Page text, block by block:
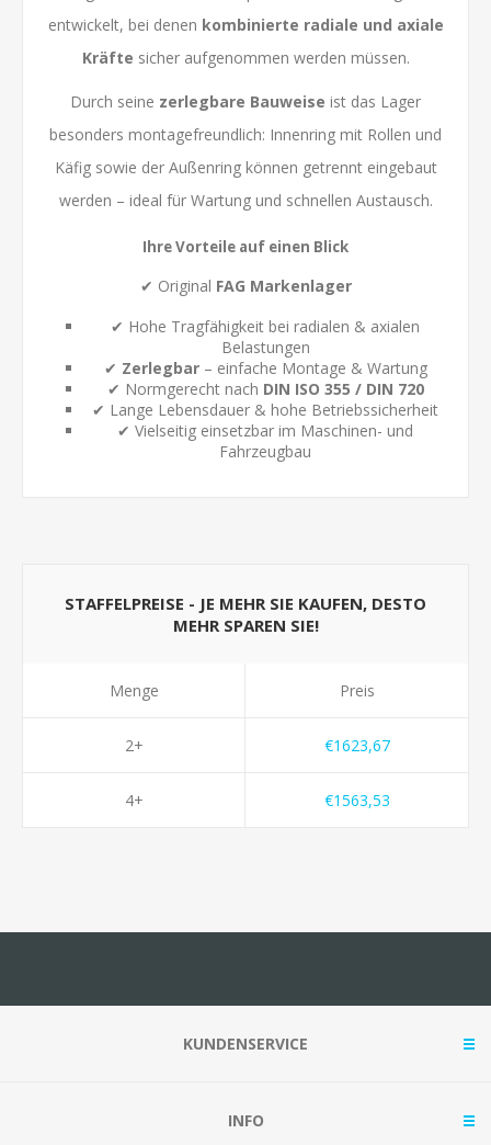
entwickelt, bei denen kombinierte radiale und axiale
Kräfte sicher aufgenommen werden müssen.
Durch seine zerlegbare Bauweise ist das Lager
besonders montagefreundlich: Innenring mit Rollen und
Käfig sowie der Außenring können getrennt eingebaut
werden – ideal für Wartung und schnellen Austausch.
Ihre Vorteile auf einen Blick
✔ Original FAG Markenlager
✔ Hohe Tragfähigkeit bei radialen & axialen
Belastungen
✔ Zerlegbar– einfache Montage & Wartung
✔ Normgerecht nach DIN ISO 355 / DIN 720
✔ Lange Lebensdauer & hohe Betriebssicherheit
✔ Vielseitig einsetzbar im Maschinen- und
Fahrzeugbau
STAFFELPREISE - JE MEHR SIE KAUFEN, DESTO
MEHR SPAREN SIE!
Menge
2+
4+
Preis
€1623,67
€1563,53
KUNDENSERVICE
INFO